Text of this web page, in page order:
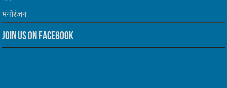
मनोरंजन
Join us on Facebook